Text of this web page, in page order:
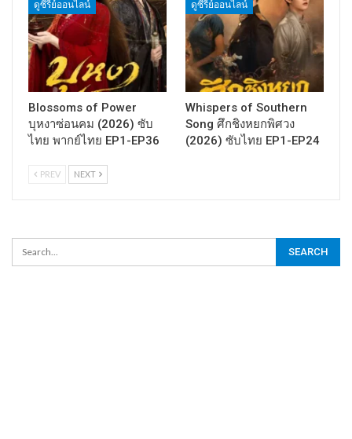
ดูซีรี่ย์ออนไลน์
Blossoms of Power
บุหงาซ่อนคม (2026) ซับ
ไทย พากย์ไทย EP1-EP36
ดูซีรี่ย์ออนไลน์
Whispers of Southern
Song ศึกชิงหยกพิศวง
(2026) ซับไทย EP1-EP24
PREV NEXT